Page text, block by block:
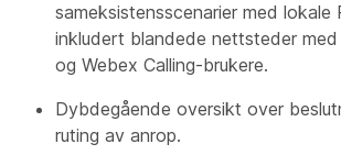
sameksistensscenarier med lokale
inkludert blandede nettsteder med
og Webex Calling-brukere.
Dybdegående oversikt over
ruting av anrop.